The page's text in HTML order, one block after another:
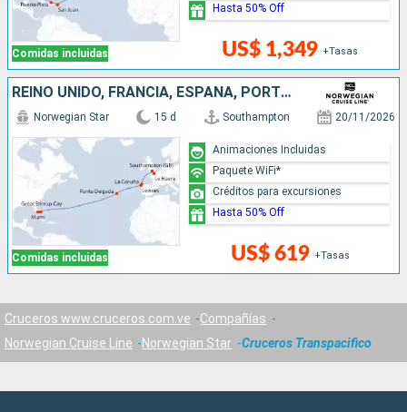
Comidas incluidas US$ 1,349 +Tasas
Hasta 50% Off
REINO UNIDO, FRANCIA, ESPAÑA, PORTUGAL, BAHAMAS, ESTADOS UNIDOS
Comidas incluidas
Norwegian Star 15 d Southampton 20/11/2026
US$ 619 +Tasas
Animaciones Incluidas
Paquete WiFi*
Créditos para excursiones
Hasta 50% Off
Cruceros www.cruceros.com.ve
Compañías
Norwegian Cruise Line
Norwegian Star Cruceros Transpacifico